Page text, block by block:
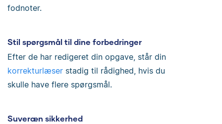
fodnoter.
Stil spørgsmål til dine forbedringer
Efter de har redigeret din opgave, står din
korrekturlæser stadig til rådighed, hvis du
skulle have flere spørgsmål.
Suveræn sikkerhed